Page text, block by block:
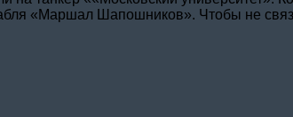
«Маршал Шапошников». Чтобы не